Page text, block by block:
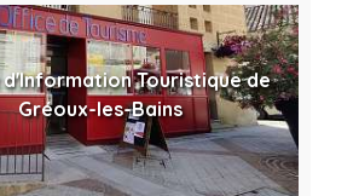
Touristique de
Gréoux-les-Bains